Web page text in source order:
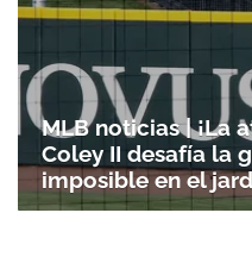
MLB noticias | ¡La
Coley II desafía la
imposible en el